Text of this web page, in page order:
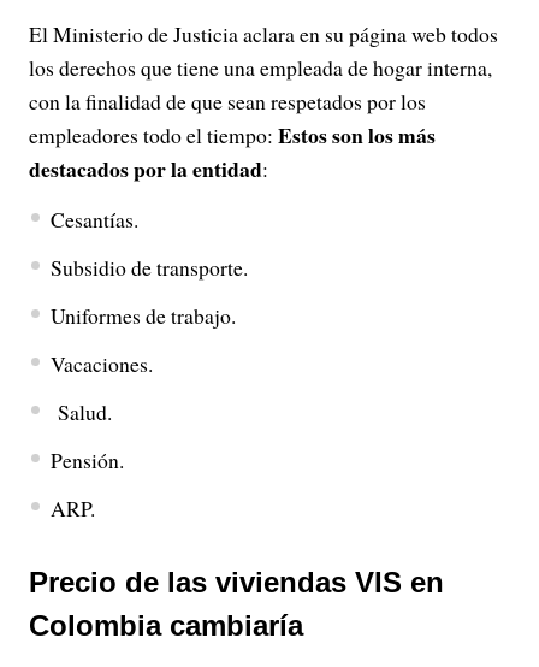
El Ministerio de Justicia aclara en su página web todos
los derechos que tiene una empleada de hogar interna,
con la finalidad de que sean respetados por los
empleadores todo el tiempo: Estos son los más
destacados por la entidad:
Cesantías.
Subsidio de transporte.
Uniformes de trabajo.
Vacaciones.
Salud.
Pensión.
ARP.
Precio de las viviendas VIS en
Colombia cambiaría